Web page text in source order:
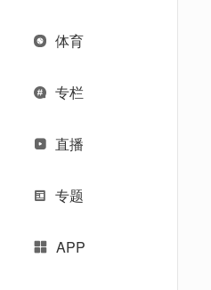
体育
专栏
直播
专题
APP